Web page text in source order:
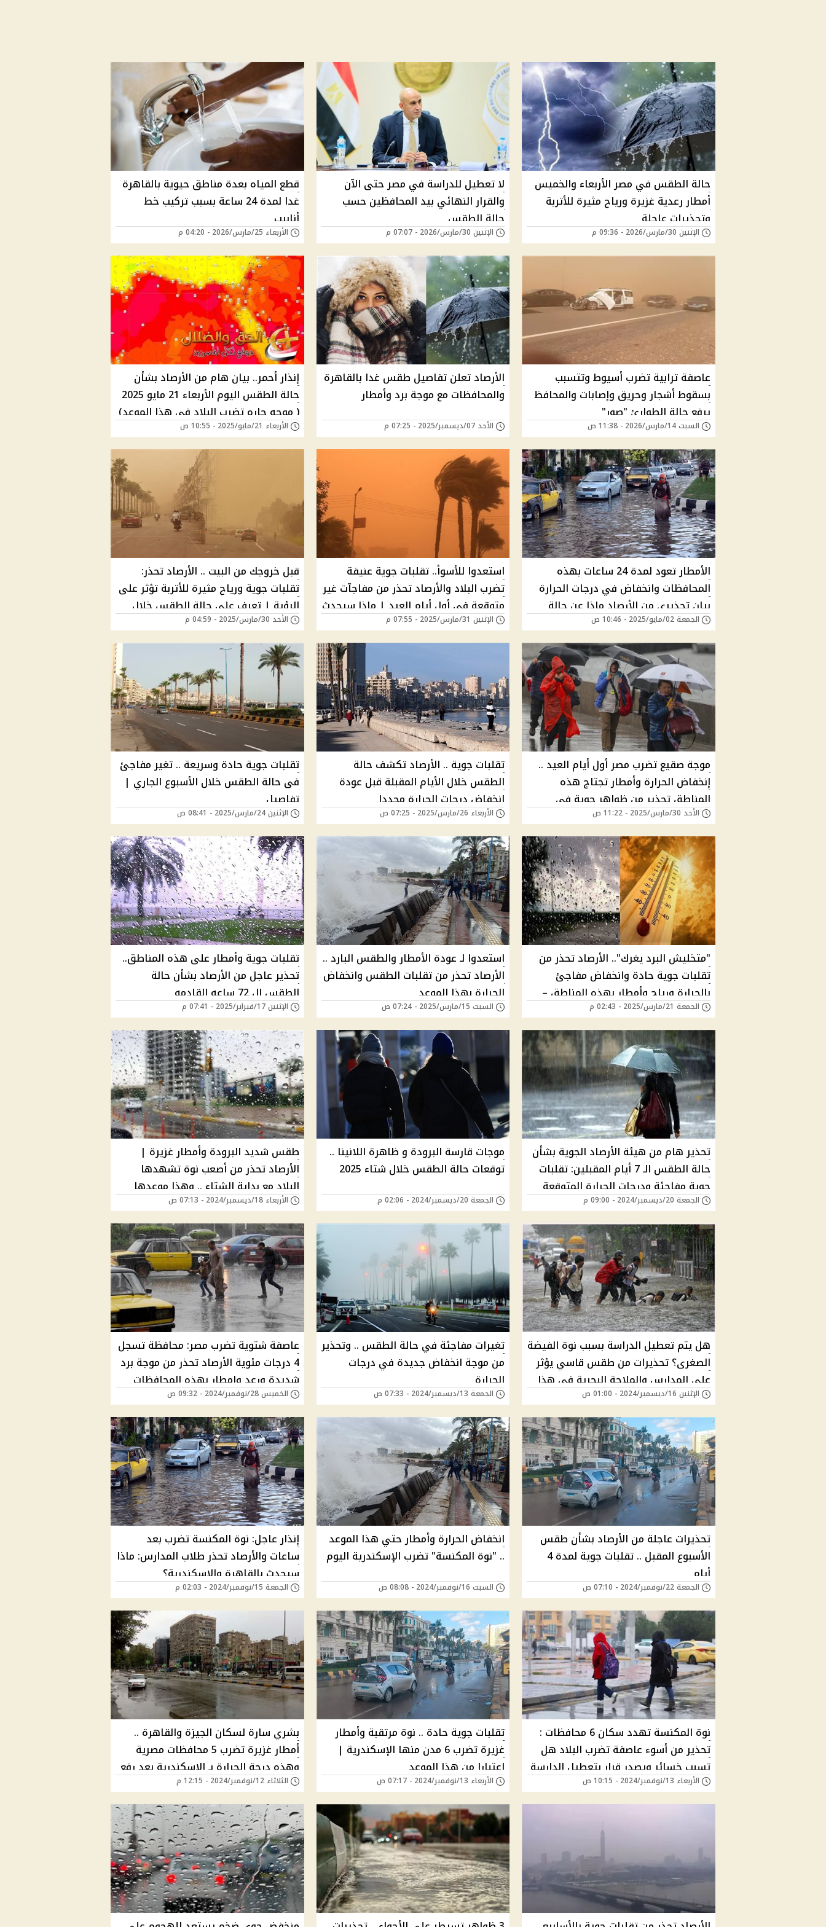
حالة الطقس في مصر الأربعاء والخميس
أمطار رعدية غزيرة ورياح مثيرة للأتربة
وتحذيرات عاجلة
الإثنين 30/مارس/2026 - 09:36 م
لا تعطيل للدراسة في مصر حتى الآن
والقرار النهائي بيد المحافظين حسب
حالة الطقس
الإثنين 30/مارس/2026 - 07:07 م
قطع المياه بعدة مناطق حيوية بالقاهرة
غدا لمدة 24 ساعة بسبب تركيب خط
أنابيب
الأربعاء 25/مارس/2026 - 04:20 م
عاصفة ترابية تضرب أسيوط وتتسبب
بسقوط أشجار وحريق وإصابات والمحافظ
يرفع حالة الطوارئ "صور"
السبت 14/مارس/2026 - 11:38 ص
الأرصاد تعلن تفاصيل طقس غدا بالقاهرة
والمحافظات مع موجة برد وأمطار
الأحد 07/ديسمبر/2025 - 07:25 م
إنذار أحمر.. بيان هام من الأرصاد بشأن
حالة الطقس اليوم الأربعاء 21 مايو 2025
( موجه حاره تضرب البلاد فى هذا الموعد)
الأربعاء 21/مايو/2025 - 10:55 ص
الأمطار تعود لمدة 24 ساعات بهذه
المحافظات وانخفاض في درجات الحرارة
بيان تحذيري من الأرصاد ماذا عن حالة
طقس القاهرة والجيزة ؟
الجمعة 02/مايو/2025 - 10:46 ص
استعدوا للأسوأ.. تقلبات جوية عنيفة
تضرب البلاد والأرصاد تحذر من مفاجآت غير
متوقعة في أول أيام العيد | ماذا سيحدث
غدًا؟
الإثنين 31/مارس/2025 - 07:55 م
قبل خروجك من البيت .. الأرصاد تحذر:
تقلبات جوية ورياح مثيرة للأتربة تؤثر على
الرؤية | تعرف على حالة الطقس خلال
الساعات المقبلة
الأحد 30/مارس/2025 - 04:59 م
موجة صقيع تضرب مصر أول أيام العيد ..
إنخفاض الحرارة وأمطار تجتاج هذه
المناطق تحذير من ظواهر جوية في
طقس عيد الفطر هل تصل القاهرة
والجيزة؟
الأحد 30/مارس/2025 - 11:22 ص
تقلبات جوية .. الأرصاد تكشف حالة
الطقس خلال الأيام المقبلة قبل عودة
انخفاض درجات الحرارة مجددا
الأربعاء 26/مارس/2025 - 07:25 ص
تقلبات جوية حادة وسريعة .. تغير مفاجئ
فى حالة الطقس خلال الأسبوع الجاري |
تفاصيل
الإثنين 24/مارس/2025 - 08:41 ص
"متخليش البرد يغرك".. الأرصاد تحذر من
تقلبات جوية حادة وانخفاض مفاجئ
بالحرارة ورياح وأمطار بهذه المناطق –
وارتفاع جديد يبدأ في هذا الموعد
الجمعة 21/مارس/2025 - 02:43 م
استعدوا لـ عودة الأمطار والطقس البارد ..
الأرصاد تحذر من تقلبات الطقس وانخفاض
الحرارة بهذا الموعد
السبت 15/مارس/2025 - 07:24 ص
تقلبات جوية وأمطار على هذه المناطق..
تحذير عاجل من الأرصاد بشأن حالة
الطقس ال 72 ساعه القادمه
الإثنين 17/فبراير/2025 - 07:41 م
تحذير هام من هيئة الأرصاد الجوية بشأن
حالة الطقس الـ 7 أيام المقبلين: تقلبات
جوية مفاجئة ودرجات الحرارة المتوقعة
الجمعة 20/ديسمبر/2024 - 09:00 م
موجات قارسة البرودة و ظاهرة اللانينا ..
توقعات حالة الطقس خلال شتاء 2025
الجمعة 20/ديسمبر/2024 - 02:06 م
طقس شديد البرودة وأمطار غزيرة |
الأرصاد تحذر من أصعب نوة تشهدها
البلاد مع بداية الشتاء .. وهذا موعدها
الأربعاء 18/ديسمبر/2024 - 07:13 ص
هل يتم تعطيل الدراسة بسبب نوة الفيضة
الصغرى؟ تحذيرات من طقس قاسي يؤثر
على المدارس والملاحة البحرية في هذا
الموعد | إية الحكاية؟
الإثنين 16/ديسمبر/2024 - 01:00 ص
تغيرات مفاجئة في حالة الطقس .. وتحذير
من موجة انخفاض جديدة في درجات
الحرارة
الجمعة 13/ديسمبر/2024 - 07:33 ص
عاصفة شتوية تضرب مصر: محافظة تسجل
4 درجات مئوية الأرصاد تحذر من موجة برد
شديدة ورعد وامطار بهذه المحافظات
"البسوا الجواكت"
الخميس 28/نوفمبر/2024 - 09:32 ص
تحذيرات عاجلة من الأرصاد بشأن طقس
الأسبوع المقبل .. تقلبات جوية لمدة 4
أيام
الجمعة 22/نوفمبر/2024 - 07:10 ص
انخفاض الحرارة وأمطار حتي هذا الموعد
.. "نوة المكنسة" تضرب الإسكندرية اليوم
السبت 16/نوفمبر/2024 - 08:08 ص
إنذار عاجل: نوة المكنسة تضرب بعد
ساعات والأرصاد تحذر طلاب المدارس: ماذا
سيحدث بالقاهرة والاسكندرية؟
الجمعة 15/نوفمبر/2024 - 02:03 م
نوة المكنسة تهدد سكان 6 محافظات :
تحذير من أسوء عاصفة تضرب البلاد هل
تسبب خسائر ويصدر قرار بتعطيل الدارسة
؟ الأربعاء 13/نوفمبر/2024 - 10:15 ص
تقلبات جوية حادة .. نوة مرتقبة وأمطار
غزيرة تضرب 6 مدن منها الإسكندرية |
اعتبارا من هذا الموعد
الأربعاء 13/نوفمبر/2024 - 07:17 ص
بشري سارة لسكان الجيزة والقاهرة ..
أمطار غزيرة تضرب 5 محافظات مصرية
وهذه درجة الحرارة بـ الإسكندرية بعد رفع
درجة الاستعداد القصوي
الثلاثاء 12/نوفمبر/2024 - 12:15 م